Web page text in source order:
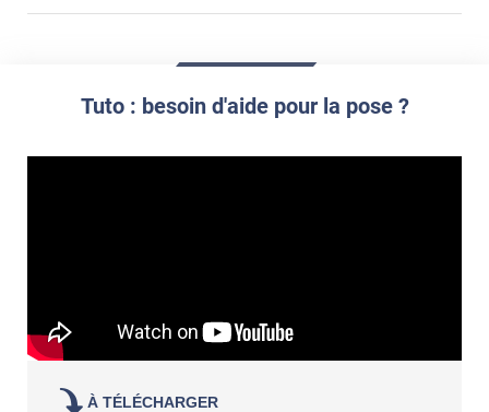
Commander à la taille des carreaux et réappliquer un joint
propre par dessus
Tuto : besoin d'aide pour la pose ?
À TÉLÉCHARGER